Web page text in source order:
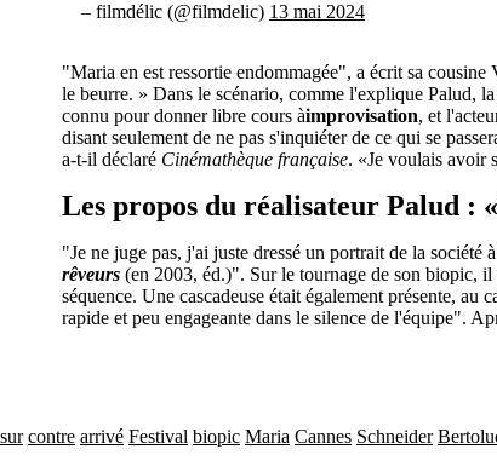
– filmdélic (@filmdelic) 13 mai 2024
"Maria en est ressortie endommagée", a écrit sa cousine
le beurre. » Dans le scénario, comme l'explique Palud,
connu pour donner libre cours àimprovisation, et
disant seulement de ne pas s'inquiéter de ce qui se
a-t-il déclaré Cinémathèque française. «Je voulais avoir
Les propos du réalisateur Palud :
"Je ne juge pas, j'ai juste dressé un portrait de la
rêveurs (en 2003, éd.)". Sur le tournage de son biopic,
séquence. Une cascadeuse était également présente,
rapide et peu engageante dans le silence de l'équipe".
sur contre arrivé Festival biopic Maria Cannes Schneider